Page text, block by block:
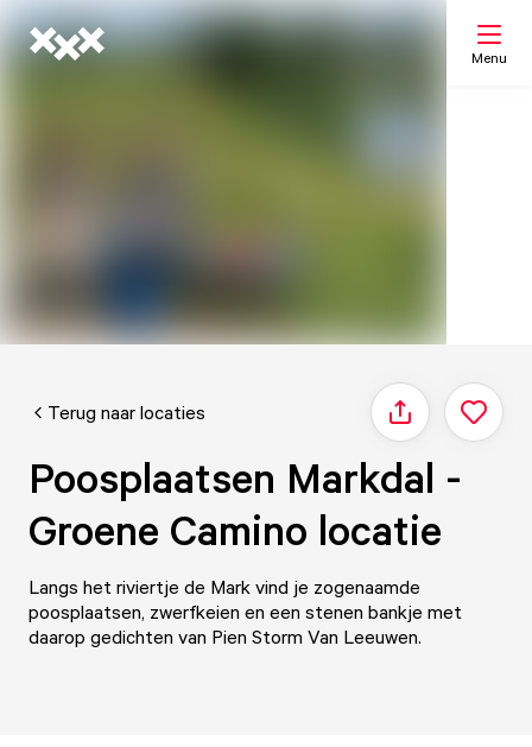
Menu
Terug naar locaties Delen
Poosplaatsen Markdal -
Groene Camino locatie
Langs het riviertje de Mark vind je zogenaamde
poosplaatsen, zwerfkeien en een stenen bankje met
daarop gedichten van Pien Storm Van Leeuwen.